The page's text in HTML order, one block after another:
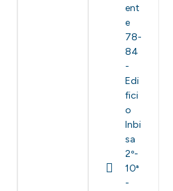
ent
e
78-
84
-
Edi
fici
o
Inbi
sa
2º-
10ª
-